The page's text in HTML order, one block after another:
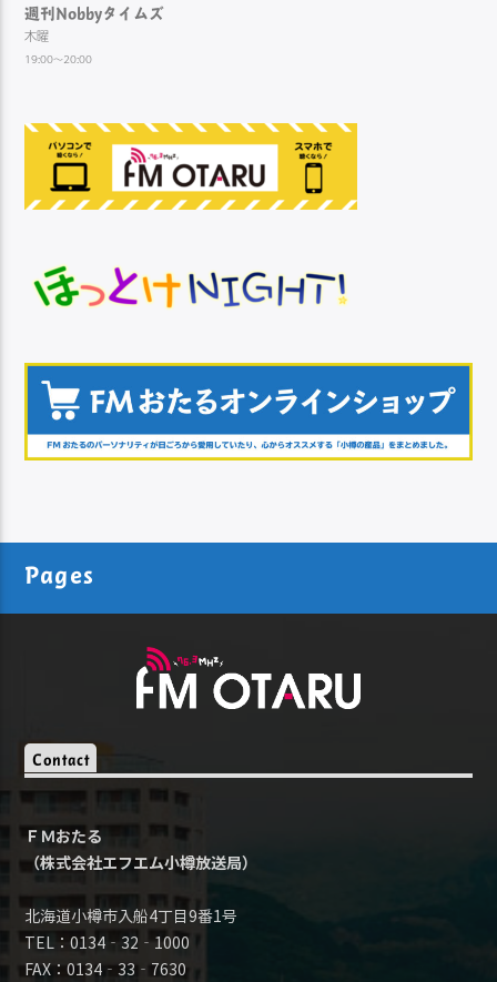
週刊Nobbyタイムズ
木曜
19:00～20:00
Pages
Contact
ＦＭおたる
（株式会社エフエム小樽放送局）
北海道小樽市入船4丁目9番1号
TEL：0134‐32‐1000
FAX：0134‐33‐7630